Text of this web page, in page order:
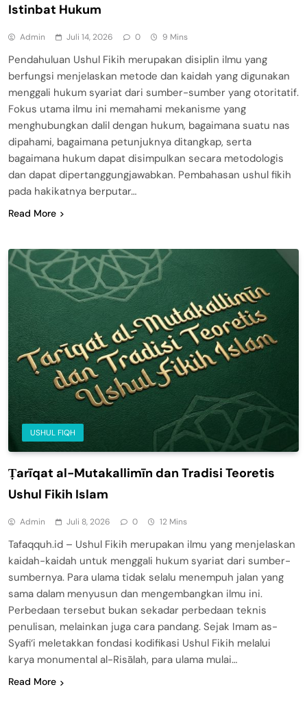
Istinbat Hukum
Admin Juli 14, 2026 0 9 Mins
Pendahuluan Ushul Fikih merupakan disiplin ilmu yang
berfungsi menjelaskan metode dan kaidah yang digunakan
menggali hukum syariat dari sumber-sumber yang otoritatif.
Fokus utama ilmu ini memahami mekanisme yang
menghubungkan dalil dengan hukum, bagaimana suatu nas
dipahami, bagaimana petunjuknya ditangkap, serta
bagaimana hukum dapat disimpulkan secara metodologis
dan dapat dipertanggungjawabkan. Pembahasan ushul fikih
pada hakikatnya berputar…
Read More
USHUL FIQH
Ṭarīqat al-Mutakallimīn dan Tradisi Teoretis
Ushul Fikih Islam
Admin Juli 8, 2026 0 12 Mins
Tafaqquh.id – Ushul Fikih merupakan ilmu yang menjelaskan
kaidah-kaidah untuk menggali hukum syariat dari sumber-
sumbernya. Para ulama tidak selalu menempuh jalan yang
sama dalam menyusun dan mengembangkan ilmu ini.
Perbedaan tersebut bukan sekadar perbedaan teknis
penulisan, melainkan juga cara pandang. Sejak Imam as-
Syafi‘i meletakkan fondasi kodifikasi Ushul Fikih melalui
karya monumental al-Risālah, para ulama mulai…
Read More